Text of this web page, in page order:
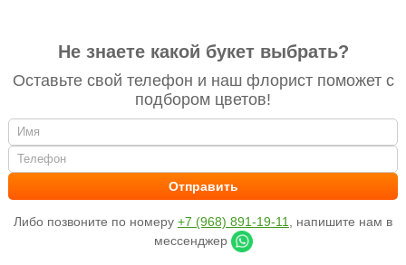
Не знаете какой букет выбрать?
Оставьте свой телефон и наш флорист поможет с
подбором цветов!
Либо позвоните по номеру +7 (968) 891-19-11
, напишите нам в
мессенджер